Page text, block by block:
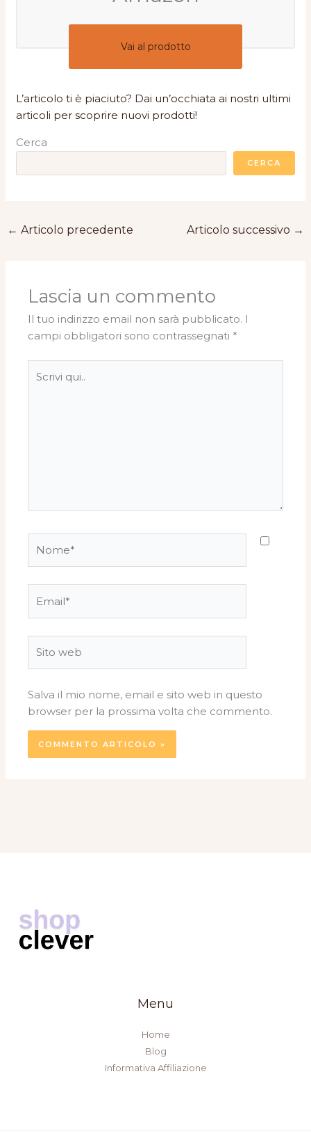
Vai al prodotto
L’articolo ti è piaciuto? Dai un’occhiata ai nostri ultimi
articoli per scoprire nuovi prodotti!
Cerca
CERCA
← Articolo precedente Articolo successivo →
Lascia un commento
Il tuo indirizzo email non sarà pubblicato. I
campi obbligatori sono contrassegnati *
qui..
web
Salva il mio nome, email e sito web in questo
browser per la prossima volta che commento.
Menu
Home
Blog
Informativa Affiliazione